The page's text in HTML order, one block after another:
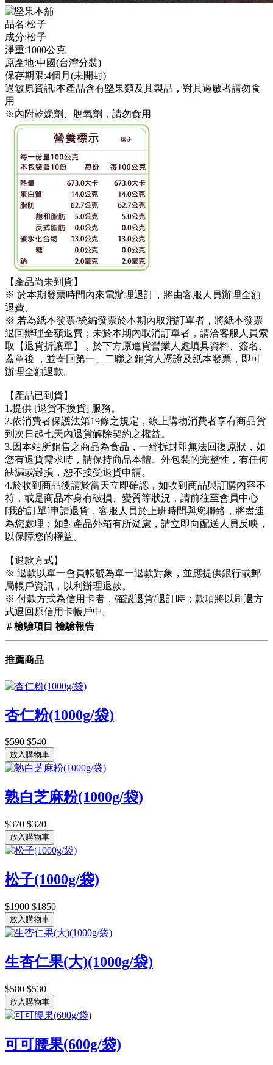
品名:松子
成分:松子
淨重:1000公克
原產地:中國(台灣分裝)
保存期限:4個月(未開封)
過敏原資訊:本產品含有堅果類及其製品，對其過敏者請勿食
用
※內附乾燥劑、脫氧劑，請勿食用
【產品尚未到貨】
※ 於本期發票時間內來電辦理退訂，將由客服人員辦理全額
退費。
※ 若為紙本發票/統編發票於本期內取消訂單者，將紙本發票
退回辦理全額退費；未於本期內取消訂單者，請洽客服人員索
取【退貨折讓單】，於下方原進貨營業人處填具資料、簽名、
蓋章後 ，並寄回第一、二聯之銷貨人憑證及紙本發票，即可
辦理全額退款。
【產品已到貨】
1.提供 [退貨不換貨] 服務。
2.依消費者保護法第19條之規定，線上購物消費者享有商品貨
到次日起七天內退貨解除契約之權益。
3.因本站所銷售之商品為食品，一經拆封即無法回復原狀，如
您有退貨需求時，請保持商品本體、外包裝的完整性，有任何
缺漏或毀損，恕不接受退貨申請。
4.於收到商品後請於當天立即確認，如收到商品與訂購內容不
符，或是商品本身有破損、變質等狀況，請前往至會員中心
[我的訂單]申請退貨，客服人員於上班時間與您聯絡，將盡速
為您處理；如對產品外箱有所疑慮，請立即向配送人員反映，
以保障您的權益。
【退款方式】
※ 退款以單一會員帳號為單一退款對象，並應提供銀行或郵
局帳戶資訊，以利辦理退款。
※ 付款方式為信用卡者，確認退貨/退訂時；款項將以刷退方
式退回原信用卡帳戶中。
# 檢驗項目 檢驗報告
推薦商品
杏仁粉(1000g/袋)
$590 $540
放入購物車
熟白芝麻粉(1000g/袋)
$370 $320
放入購物車
松子(1000g/袋)
$1900 $1850
放入購物車
生杏仁果(大)(1000g/袋)
$580 $530
放入購物車
可可腰果(600g/袋)